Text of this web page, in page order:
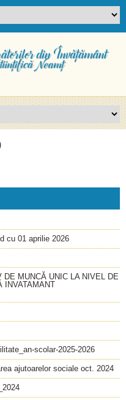
cu 01 aprilie 2026
DE MUNCĂ UNIC LA NIVEL DE
INVATAMANT
scolar-2025-2026
ajutoarelor sociale oct. 2024